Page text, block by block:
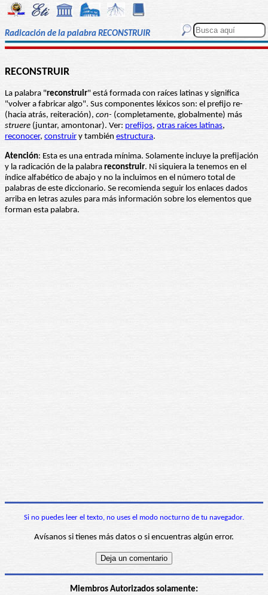
Radicación de la palabra RECONSTRUIR
RECONSTRUIR
La palabra "reconstruir" está formada con raíces latinas y significa
"volver a fabricar algo". Sus componentes léxicos son: el prefijo re-
(hacia atrás, reiteración), con- (completamente, globalmente) más
struere (juntar, amontonar). Ver: prefijos, otras raíces latinas,
reconocer, construir y también estructura.
Atención: Esta es una entrada mínima. Solamente incluye la prefijación
y la radicación de la palabra reconstruir. Ni siquiera la tenemos en el
índice alfabético de abajo y no la incluimos en el número total de
palabras de este diccionario. Se recomienda seguir los enlaces dados
arriba en letras azules para más información sobre los elementos que
forman esta palabra.
Si no puedes leer el texto, no uses el modo nocturno de tu navegador.
Avísanos si tienes más datos o si encuentras algún error.
Miembros Autorizados solamente: